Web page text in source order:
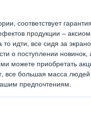
соответствует
продукции –
идти, все сидя за
о поступлении
можете приобретать
все большая масса
предпочтениям.